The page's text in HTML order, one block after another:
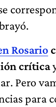
Rosario
crítica
Pero
para